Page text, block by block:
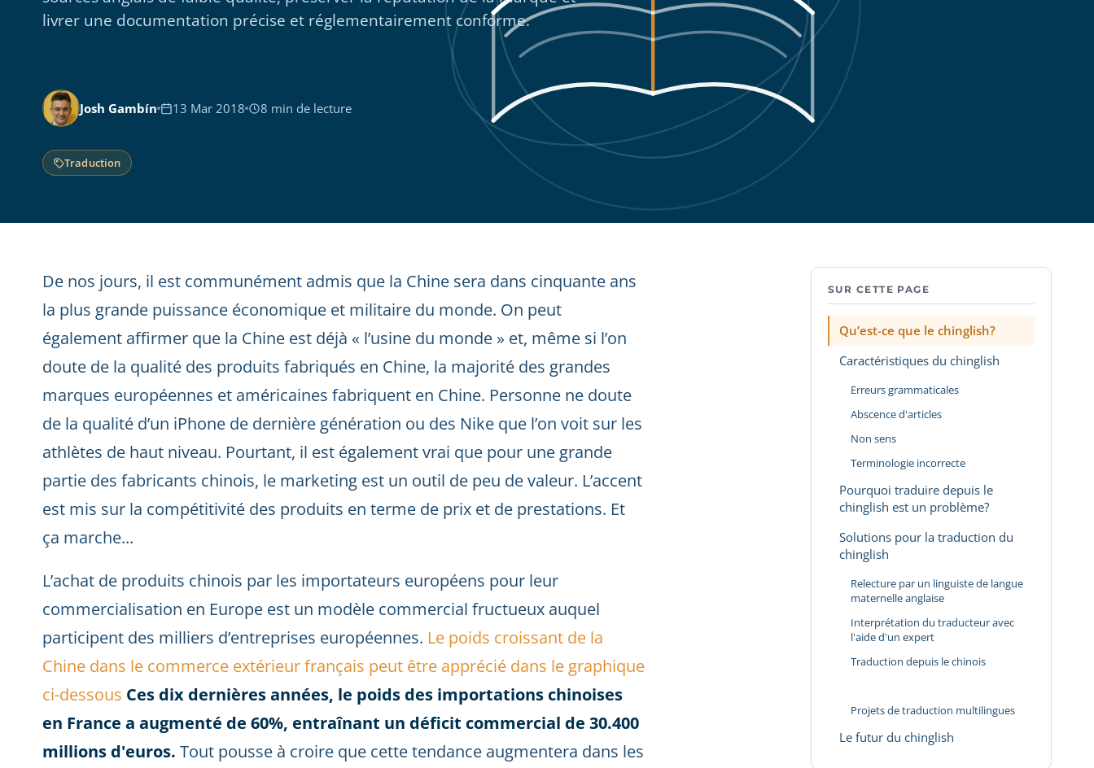
livrer une documentation précise et réglementairement conforme.
Josh Gambín 13 Mar 2018 8 min de lecture
Traduction
De nos jours, il est communément admis que la Chine sera dans cinquante ans
la plus grande puissance économique et militaire du monde. On peut
également affirmer que la Chine est déjà « l’usine du monde » et, même si l’on
doute de la qualité des produits fabriqués en Chine, la majorité des grandes
marques européennes et américaines fabriquent en Chine. Personne ne doute
de la qualité d’un iPhone de dernière génération ou des Nike que l’on voit sur les
athlètes de haut niveau. Pourtant, il est également vrai que pour une grande
partie des fabricants chinois, le marketing est un outil de peu de valeur. L’accent
est mis sur la compétitivité des produits en terme de prix et de prestations. Et
ça marche...
L’achat de produits chinois par les importateurs européens pour leur
commercialisation en Europe est un modèle commercial fructueux auquel
participent des milliers d’entreprises européennes. Le poids croissant de la
Chine dans le commerce extérieur français peut être apprécié dans le graphique
ci-dessous Ces dix dernières années, le poids des importations chinoises
en France a augmenté de 60%, entraînant un déficit commercial de 30.400
millions d'euros. Tout pousse à croire que cette tendance augmentera dans les
SUR CETTE PAGE
Qu’est-ce que le chinglish?
Caractéristiques du chinglish
Erreurs grammaticales
Abscence d'articles
Non sens
Terminologie incorrecte
Pourquoi traduire depuis le
chinglish est un problème?
Solutions pour la traduction du
chinglish
Relecture par un linguiste de langue
maternelle anglaise
Interprétation du traducteur avec
l'aide d'un expert
Traduction depuis le chinois
Projets de traduction multilingues
Le futur du chinglish